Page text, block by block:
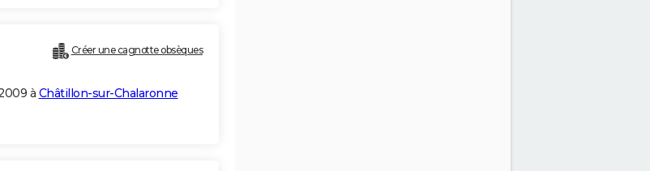
Créer une cagnotte obsèques
à Châtillon-sur-Chalaronne